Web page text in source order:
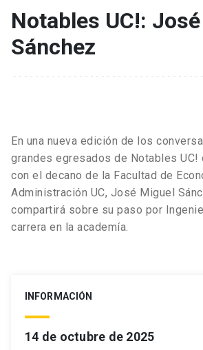
Notables UC!:
Sánchez
En una nueva edición de los
grandes egresados de Notables UC!
con el decano de la Facultad de
Administración UC, José Miguel
compartirá sobre su paso por
carrera en la academía.
INFORMACIÓN
14 de octubre de 2025